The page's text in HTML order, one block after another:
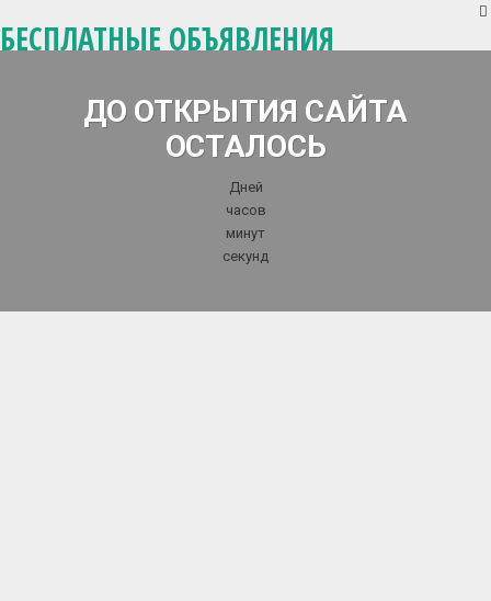
БЕСПЛАТНЫЕ ОБЪЯВЛЕНИЯ
ДО ОТКРЫТИЯ САЙТА
ОСТАЛОСЬ
Дней
часов
минут
секунд